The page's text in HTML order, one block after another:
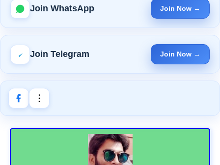
Join WhatsApp Join Now →
Join Telegram Join Now →